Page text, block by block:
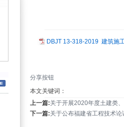
DBJT 13-318-2019 建筑施
分享按钮
本文关键词：
上一篇:关于开展2020年度土建类
下一篇:关于公布福建省工程技术论